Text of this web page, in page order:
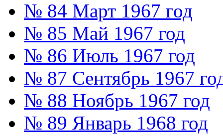
№ 84 Март 1967 год
№ 85 Май 1967 год
№ 86 Июль 1967 год
№ 87 Сентябрь 1967
№ 88 Ноябрь 1967 год
№ 89 Январь 1968 год